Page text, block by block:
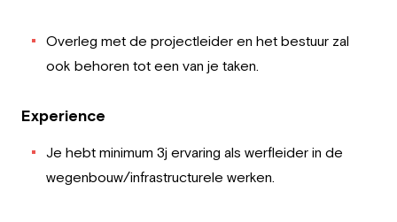
Overleg met de projectleider en het bestuur zal
ook behoren tot een van je taken.
Experience
Je hebt minimum 3j ervaring als werfleider in de
wegenbouw/infrastructurele werken.